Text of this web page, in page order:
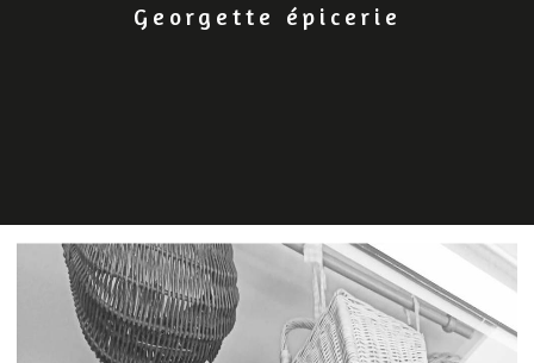
Georgette épicerie